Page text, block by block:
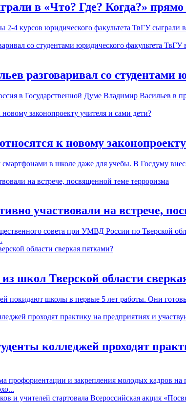
в «Что? Где? Когда?» прямо
2-4 курсов юридического факультета ТвГУ
разговаривал со студентами
в Государственной Думе Владимир Васильев в
к новому
смартфонами в школе даже для учебы. В Госдуму
участвовали на встрече,
совета при УМВД России по Тверской
школ Тверской области
покидают школы в первые 5 лет работы. Они
колледжей проходят
профориентации и закрепления молодых кадров